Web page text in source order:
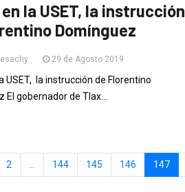
la USET, la instrucción
Domínguez
29 de Agosto 2019
USET, la instrucción de Florentino
El gobernador de Tlax...
2 ... 144 145 146 147